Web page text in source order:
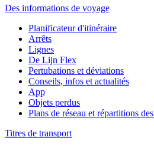
Des informations de voyage
Planificateur d'itinéraire
Arrêts
Lignes
De Lijn Flex
Pertubations et déviations
Conseils, infos et actualités
App
Objets perdus
Plans de réseau et répartitions
Titres de transport